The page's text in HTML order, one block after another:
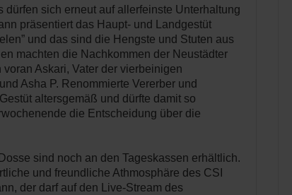
dürfen sich erneut auf allerfeinste Unterhaltung
präsentiert das Haupt- und Landgestüt
und das sind die Hengste und Stuten aus
machten die Nachkommen der Neustädter
Askari, Vater der vierbeinigen
Asha P. Renommierte Vererber und
altersgemäß und dürfte damit so
die Entscheidung über die
sind noch an den Tageskassen erhältlich.
und freundliche Athmosphäre des CSI
der darf auf den Live-Stream des